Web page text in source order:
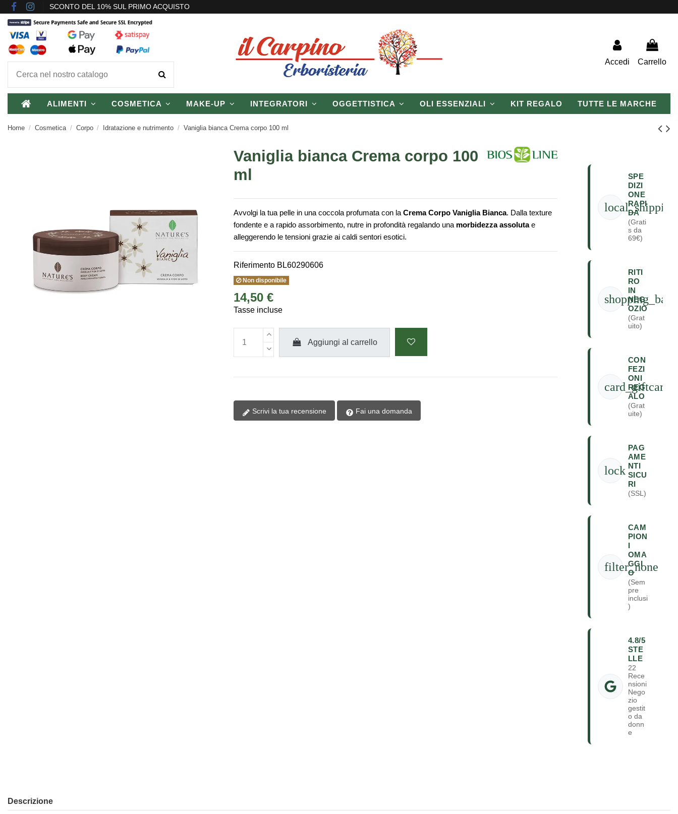
SCONTO DEL 10% SUL PRIMO ACQUISTO
Accedi Carrello
ALIMENTI COSMETICA MAKE-UP INTEGRATORI OGGETTISTICA OLI ESSENZIALI KIT REGALO TUTTE LE MARCHE
Home Cosmetica Corpo Idratazione e nutrimento Vaniglia bianca Crema corpo 100 ml
Vaniglia bianca Crema corpo 100
ml
Avvolgi la tua pelle in una coccola profumata con laCrema Corpo Vaniglia Bianca. Dalla texture
fondente e a rapido assorbimento, nutre in profondità regalando una morbidezza assolutae
alleggerendo le tensioni grazie ai caldi sentori esotici.
Riferimento BL60290606
Non disponibile
14,50 €
Tasse incluse
Aggiungi al carrello
Scrivi la tua recensione Fai una domanda
local_shipping
SPE
DIZI
ONE
RAPI
DA
(Grati
s da
69€)
shopping_bag
RITI
RO
IN
NEG
OZIO
(Grat
uito)
card_giftcard
CON
FEZI
ONI
REG
ALO
(Grat
uite)
lock
PAG
AME
NTI
SICU
RI
(SSL)
filter_none
CAM
PION
I
OMA
GGI
O
(Sem
pre
inclusi
)
4.8/5
STE
LLE
22
Rece
nsioni
Nego
zio
gestit
o da
donn
e
Descrizione